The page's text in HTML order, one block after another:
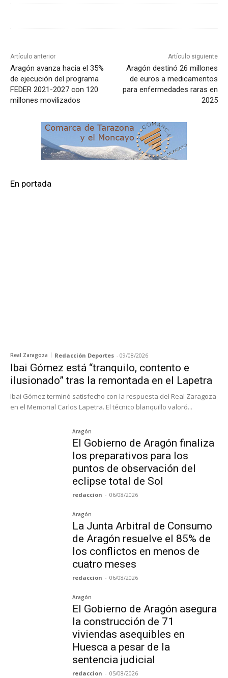
Artículo anterior
Aragón avanza hacia el 35%
de ejecución del programa
FEDER 2021-2027 con 120
millones movilizados
Artículo siguiente
Aragón destinó 26 millones
de euros a medicamentos
para enfermedades raras en
2025
En portada
Real Zaragoza Redacción Deportes - 09/08/2026
Ibai Gómez está “tranquilo, contento e
ilusionado” tras la remontada en el Lapetra
Ibai Gómez terminó satisfecho con la respuesta del Real Zaragoza
en el Memorial Carlos Lapetra. El técnico blanquillo valoró...
Aragón
El Gobierno de Aragón finaliza
los preparativos para los
puntos de observación del
eclipse total de Sol
redaccion - 06/08/2026
Aragón
La Junta Arbitral de Consumo
de Aragón resuelve el 85% de
los conflictos en menos de
cuatro meses
redaccion - 06/08/2026
Aragón
El Gobierno de Aragón asegura
la construcción de 71
viviendas asequibles en
Huesca a pesar de la
sentencia judicial
redaccion - 05/08/2026